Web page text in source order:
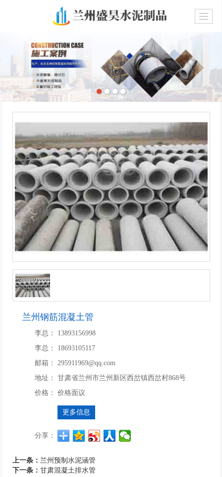
兰州钢筋混凝土管
李总：
13893156998
李总：
18693105117
邮箱：
295911969@qq.com
地址：
甘肃省兰州市兰州新区西岔镇西岔村868号
价格：
价格面议
更多信息
分享：
上一条： 兰州预制水泥涵管
下一条： 甘肃混凝土排水管